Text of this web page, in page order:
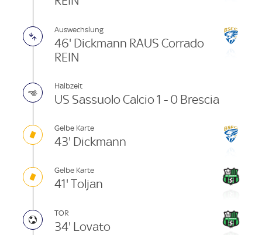
Auswechslung
46' Dickmann RAUS Corrado
REIN
Halbzeit
US Sassuolo Calcio 1 - 0 Brescia
Gelbe Karte
43' Dickmann
Gelbe Karte
41' Toljan
TOR
34' Lovato